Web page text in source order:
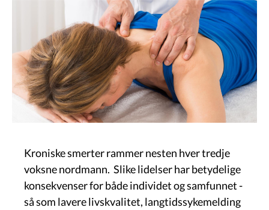
Kroniske smerter rammer nesten hver tredje
voksne nordmann. Slike lidelser har betydelige
konsekvenser for både individet og samfunnet -
så som lavere livskvalitet, langtidssykemelding